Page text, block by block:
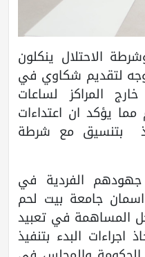
الاحتلال ينكلون
لتقديم شكاوي في
المراكز لساعات
يؤكد ان اعتداءات
بتنسيق مع شرطة
جهودهم الفردية في
جامعة بيت لحم
من اجل المساهمة في تعبيد
البدء بتنفيذ